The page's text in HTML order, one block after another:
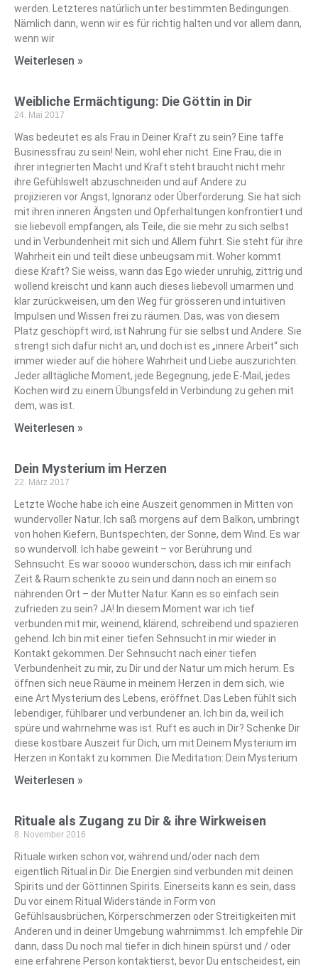
werden. Letzteres natürlich unter bestimmten Bedingungen.
Nämlich dann, wenn wir es für richtig halten und vor allem dann,
wenn wir
Weiterlesen »
Weibliche Ermächtigung: Die Göttin in Dir
24. Mai 2017
Was bedeutet es als Frau in Deiner Kraft zu sein? Eine taffe
Businessfrau zu sein! Nein, wohl eher nicht. Eine Frau, die in
ihrer integrierten Macht und Kraft steht braucht nicht mehr
ihre Gefühlswelt abzuschneiden und auf Andere zu
projizieren vor Angst, Ignoranz oder Überforderung. Sie hat sich
mit ihren inneren Ängsten und Opferhaltungen konfrontiert und
sie liebevoll empfangen, als Teile, die sie mehr zu sich selbst
und in Verbundenheit mit sich und Allem führt. Sie steht für ihre
Wahrheit ein und teilt diese unbeugsam mit. Woher kommt
diese Kraft? Sie weiss, wann das Ego wieder unruhig, zittrig und
wollend kreischt und kann auch dieses liebevoll umarmen und
klar zurückweisen, um den Weg für grösseren und intuitiven
Impulsen und Wissen frei zu räumen. Das, was von diesem
Platz geschöpft wird, ist Nahrung für sie selbst und Andere. Sie
strengt sich dafür nicht an, und doch ist es „innere Arbeit“ sich
immer wieder auf die höhere Wahrheit und Liebe auszurichten.
Jeder alltägliche Moment, jede Begegnung, jede E-Mail, jedes
Kochen wird zu einem Übungsfeld in Verbindung zu gehen mit
dem, was ist.
Weiterlesen »
Dein Mysterium im Herzen
22. März 2017
Letzte Woche habe ich eine Auszeit genommen in Mitten von
wundervoller Natur. Ich saß morgens auf dem Balkon, umbringt
von hohen Kiefern, Buntspechten, der Sonne, dem Wind. Es war
so wundervoll. Ich habe geweint – vor Berührung und
Sehnsucht. Es war soooo wunderschön, dass ich mir einfach
Zeit & Raum schenkte zu sein und dann noch an einem so
nährenden Ort – der Mutter Natur. Kann es so einfach sein
zufrieden zu sein? JA! In diesem Moment war ich tief
verbunden mit mir, weinend, klärend, schreibend und spazieren
gehend. Ich bin mit einer tiefen Sehnsucht in mir wieder in
Kontakt gekommen. Der Sehnsucht nach einer tiefen
Verbundenheit zu mir, zu Dir und der Natur um mich herum. Es
öffnen sich neue Räume in meinem Herzen in dem sich, wie
eine Art Mysterium des Lebens, eröffnet. Das Leben fühlt sich
lebendiger, fühlbarer und verbundener an. Ich bin da, weil ich
spüre und wahrnehme was ist. Ruft es auch in Dir? Schenke Dir
diese kostbare Auszeit für Dich, um mit Deinem Mysterium im
Herzen in Kontakt zu kommen. Die Meditation: Dein Mysterium
Weiterlesen »
Rituale als Zugang zu Dir & ihre Wirkweisen
8. November 2016
Rituale wirken schon vor, während und/oder nach dem
eigentlich Ritual in Dir. Die Energien sind verbunden mit deinen
Spirits und der Göttinnen Spirits. Einerseits kann es sein, dass
Du vor einem Ritual Widerstände in Form von
Gefühlsausbrüchen, Körperschmerzen oder Streitigkeiten mit
Anderen und in deiner Umgebung wahrnimmst. Ich empfehle Dir
dann, dass Du noch mal tiefer in dich hinein spürst und / oder
eine erfahrene Person kontaktierst, bevor Du entscheidest, ein